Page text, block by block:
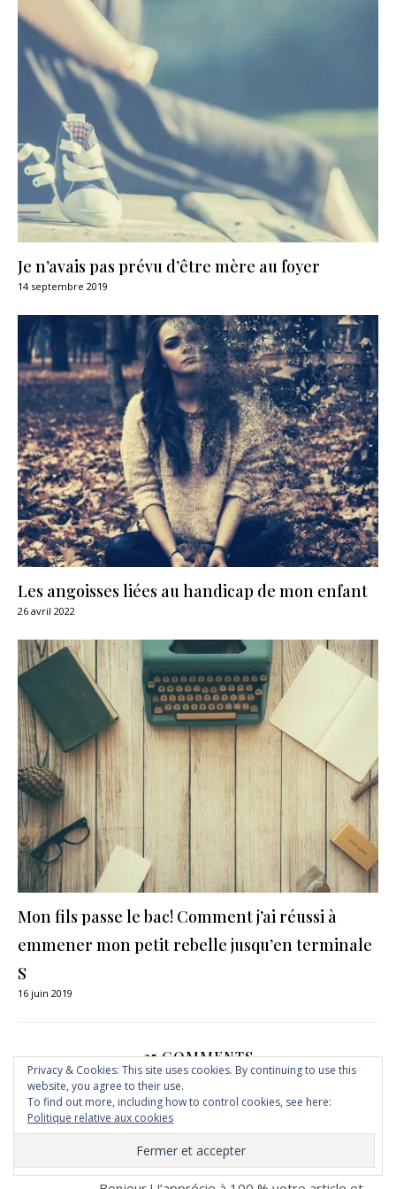
Je n’avais pas prévu d’être mère au foyer
14 septembre 2019
Les angoisses liées au handicap de mon enfant
26 avril 2022
Mon fils passe le bac! Comment j’ai réussi à
emmener mon petit rebelle jusqu’en terminale
S
16 juin 2019
25 COMMENTS
ÉLIANE ROI
25 JUILLET 2022 AT 14 H 25 MIN
RÉPONDRE
Privacy & Cookies: This site uses cookies. By continuing to use this
website, you agree to their use.
To find out more, including how to control cookies, see here:
Politique relative aux cookies